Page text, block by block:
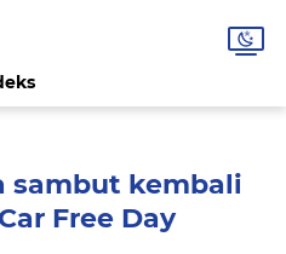
sambut kembali
Free Day